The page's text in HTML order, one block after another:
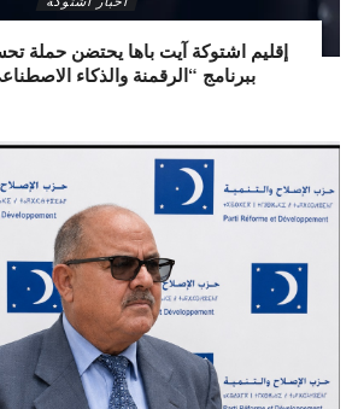
إقليم اشتوكة آيت باها يحتضن حملة
ببرنامج “الرقمنة والذكاء